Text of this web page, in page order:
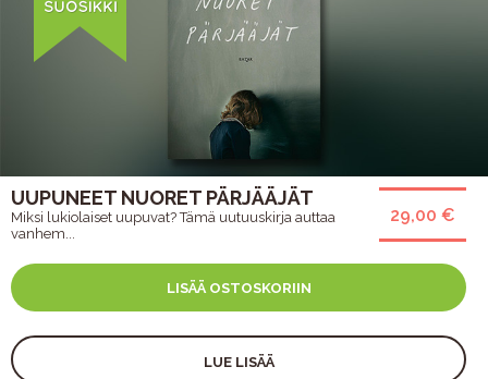
29,00 €
UUPUNEET NUORET PÄRJÄÄJÄT
Miksi lukiolaiset uupuvat? Tämä uutuuskirja auttaa
vanhem...
LISÄÄ OSTOSKORIIN
LUE LISÄÄ